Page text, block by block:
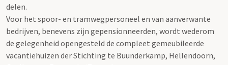
delen.
Voor het spoor- en tramwegpersoneel en van aanverwante
bedrijven, benevens zijn gepensionneerden, wordt wederom
de gelegenheid opengesteld de compleet gemeubileerde
vacantiehuizen der Stichting te Buunderkamp, Hellendoorn,